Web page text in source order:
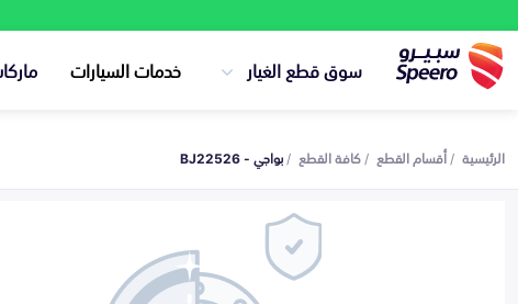
سوق قطع الغيار خدمات السيارات
الرئيسية أقسام القطع كافة القطع بواجي - BJ22526